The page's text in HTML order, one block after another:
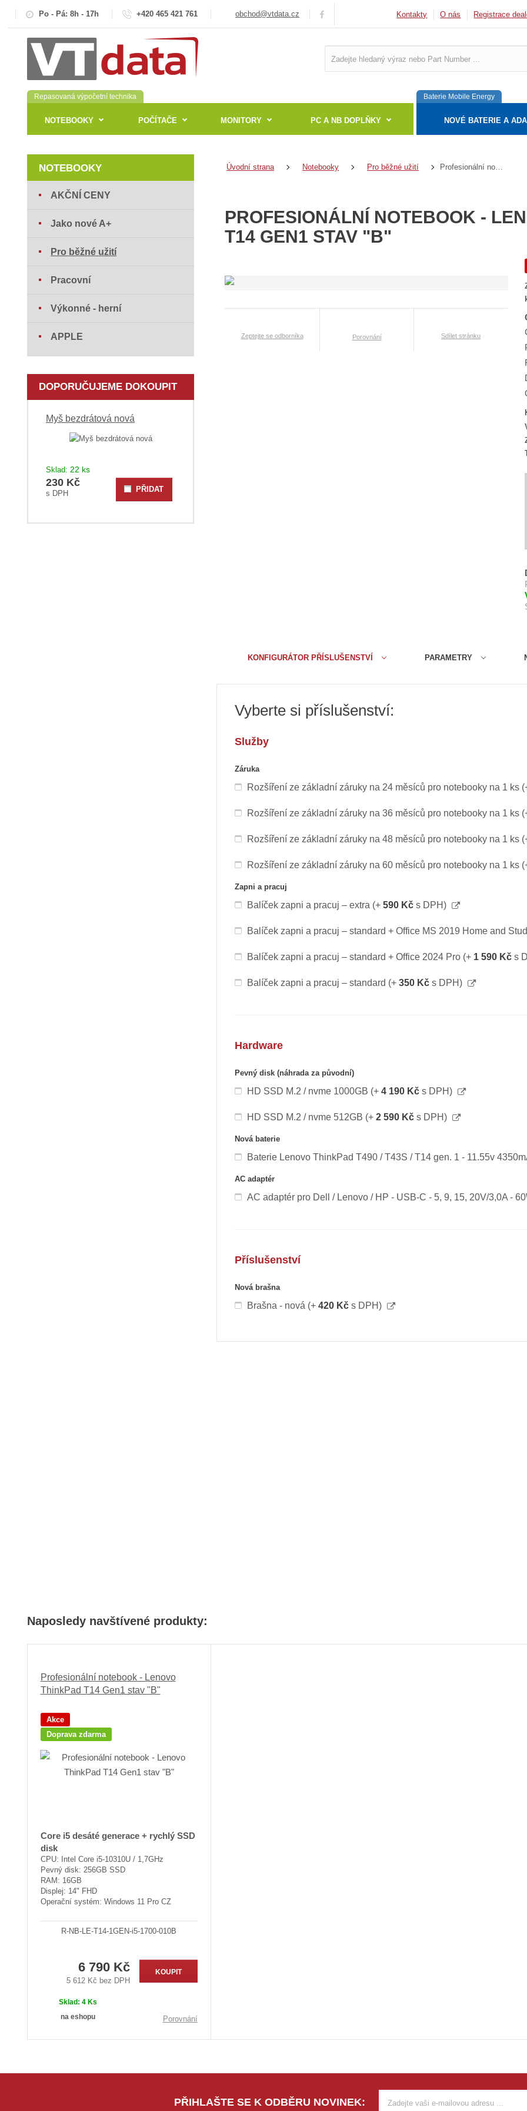
Po - Pá: 8h - 17h +420 465 421 761 obchod@vtdata.cz Kontakty O nás Registrace
Repasovaná výpočetní technika
NOTEBOOKY POČÍTAČE MONITORY PC A NB DOPLŇKY
Baterie Mobile Energy
NOVÉ BATERIE A
Úvodní strana Notebooky Pro běžné užití
PROFESIONÁLNÍ NOTEBOOK -
T14 GEN1 STAV "B"
Zeptejte se odborníka Porovnání Sdílet stránku
d
:
/
B
KONFIGURÁTOR PŘÍSLUŠENSTVÍ PARAMETRY
Vyberte si příslušenství:
Služby
Záruka
Rozšíření ze základní záruky na 24 měsíců pro notebooky na 1 ks
Rozšíření ze základní záruky na 36 měsíců pro notebooky na 1 ks
Rozšíření ze základní záruky na 48 měsíců pro notebooky na 1 ks
Rozšíření ze základní záruky na 60 měsíců pro notebooky na 1 ks
Zapni a pracuj
Balíček zapni a pracuj – extra (+ 590 Kčs DPH)
Balíček zapni a pracuj – standard + Office MS 2019 Home and
Balíček zapni a pracuj – standard + Office 2024 Pro (+ 1 590 Kčs
Balíček zapni a pracuj – standard (+ 350 Kčs DPH)
Hardware
Pevný disk (náhrada za původní)
HD SSD M.2 / nvme 1000GB (+ 4 190 Kčs DPH)
HD SSD M.2 / nvme 512GB (+ 2 590 Kčs DPH)
Nová baterie
Baterie Lenovo ThinkPad T490 / T43S / T14 gen. 1 - 11.55v
AC adaptér
AC adaptér pro Dell / Lenovo / HP - USB-C - 5, 9, 15, 20V/3,0A -
Příslušenství
Nová brašna
Brašna - nová (+ 420 Kčs DPH)
NOTEBOOKY
AKČNÍ CENY
Jako nové A+
Pro běžné užití
Pracovní
Výkonné - herní
APPLE
DOPORUČUJEME DOKOUPIT
Myš bezdrátová nová
Sklad: 22 ks
230 Kč
PŘIDAT
Naposledy navštívené produkty:
Profesionální notebook - Lenovo
ThinkPad T14 Gen1 stav "B"
Akce
Doprava zdarma
Core i5 desáté generace + rychlý SSD
disk
CPU: Intel Core i5-10310U / 1,7GHz
Pevný disk: 256GB SSD
RAM: 16GB
Displej: 14" FHD
Operační systém: Windows 11 Pro CZ
R-NB-LE-T14-1GEN-i5-1700-010B
6 790 Kč
5 612 Kč bez DPH
KOUPIT
Sklad:4 Ks
na eshopu
Porovnání
PŘIHLAŠTE SE K ODBĚRU NOVINEK: